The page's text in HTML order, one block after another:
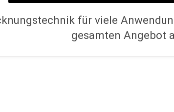
für viele
gesamten Angebot